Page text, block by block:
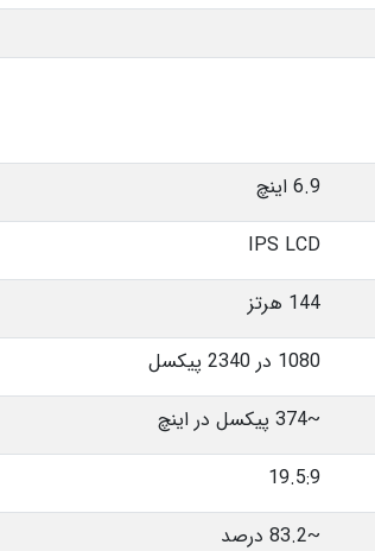
6.9 اینچ
IPS LCD
144 هرتز
1080 در 2340 پیکسل
~374 پیکسل در اینچ
19.5:9
~83.2 درصد